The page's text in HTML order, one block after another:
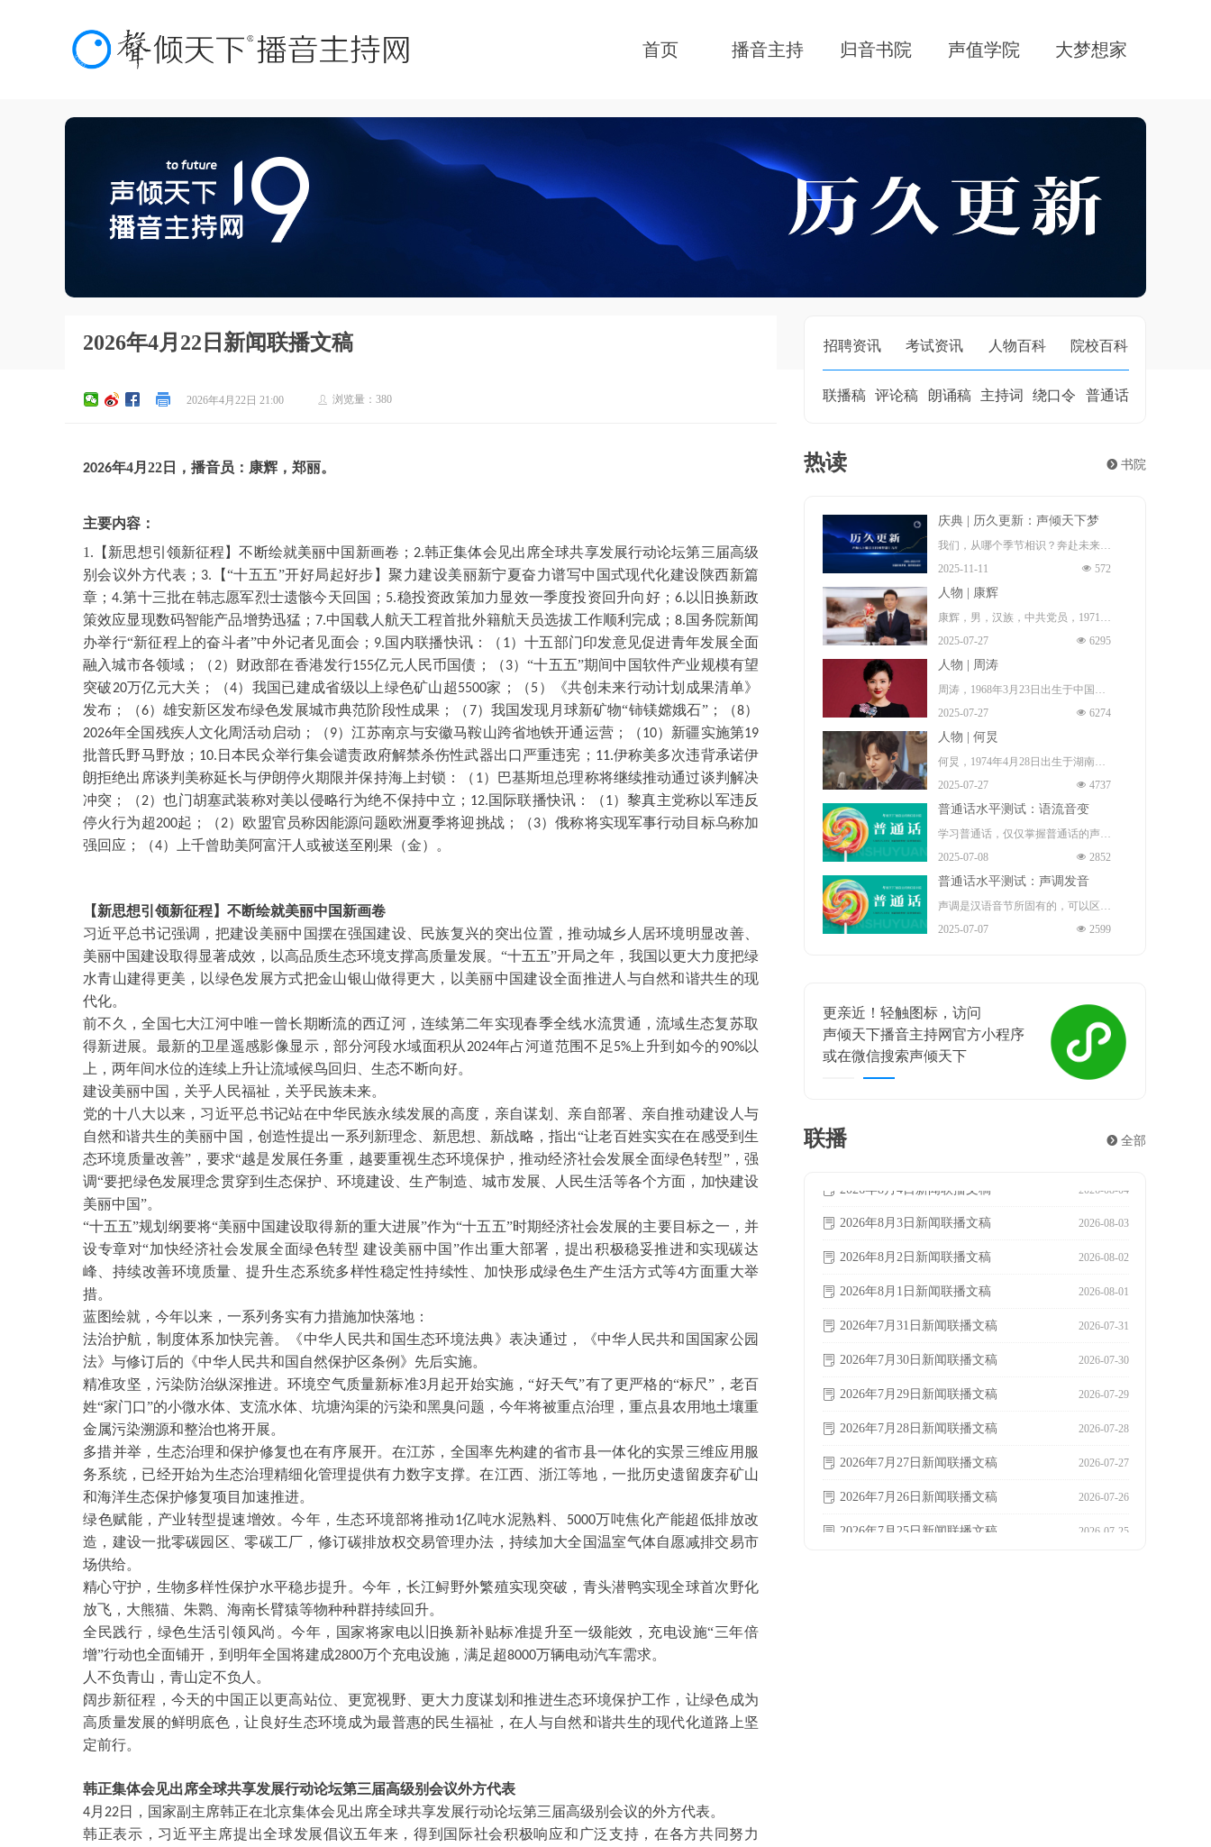
首页 播音主持 归音书院 声值学院 大梦想家
招聘资讯 考试资讯 人物百科 院校百科
联播稿 评论稿 朗诵稿 主持词 绕口令 普通话
2026年4月22日新闻联播文稿
2026年4月22日 21:00 ꄑ 浏览量： 380
2026年4月 22 日，播音员： 康辉 ， 郑丽。
主要内容：
1.【新思想引领新征程】不断绘就美丽中国新画卷； 2.韩正集体会见出席全球共享发展行动论坛第三届高级
别会议外方代表； 3.
【“十五五”开好局起好步】聚力建设美丽新宁夏奋力谱写中国式现代化建设陕西新篇
章；4.第十三批在韩志愿军烈士遗骸今天回国； 5.稳投资政策加力显效一季度投资回升向好； 6. 以旧换新政
策效应显现数码智能产品增势迅猛；7.中国载人航天工程首批外籍航天员选拔工作顺利完成；8.国务院新闻
办举行“新征程上的奋斗者”中外记者见面会； 9.国内联播快讯：（ 1）十五部门印发意见促进青年发展全面
融入城市各领域；（2）财政部在香港发行155亿元人民币国债；（3）“十五五”期间中国软件产业规模有望
突破20万亿元大关；（4）我国已建成省级以上绿色矿山超5500家；（5）《共创未来行动计划成果清单》
发布；（6）雄安新区发布绿色发展城市典范阶段性成果；（ 7）我国发现月球新矿物“铈镁嫦娥石”；（8）
2026年全国残疾人文化周活动启动；（9）江苏南京与安徽马鞍山跨省地铁开通运营；（10）新疆实施第19
批普氏野马野放； 10. 日本民众举行集会谴责政府解禁杀伤性武器出口严重违宪； 11.伊称美多次违背承诺伊
朗拒绝出席谈判美称延长与伊朗停火期限并保持海上封锁：（ 1）巴基斯坦总理称将继续推动通过谈判解决
冲突；（2）也门胡塞武装称对美以侵略行为绝不保持中立； 12.国际联播快讯：（1）黎真主党称以军违反
停火行为超200起；（2）欧盟官员称因能源问题欧洲夏季将迎挑战；（3）俄称将实现军事行动目标乌称加
强回应；（4）上千曾助美阿富汗人或被送至刚果（金）。
【新思想引领新征程】不断绘就美丽中国新画卷
习近平总书记强调，把建设美丽中国摆在强国建设、民族复兴的突出位置，推动城乡人居环境明显改善、
美丽中国建设取得显著成效，以高品质生态环境支撑高质量发展。 “十五五”开局之年，我国以更大力度把绿
水青山建得更美，以绿色发展方式把金山银山做得更大，以美丽中国建设全面推进人与自然和谐共生的现
代化。
前不久，全国七大江河中唯一曾长期断流的西辽河，连续第二年实现春季全线水流贯通，流域生态复苏取
得新进展。最新的卫星遥感影像显示，部分河段水域面积从2024年占河道范围不足5% 上升到如今的90%以
上，两年间水位的连续上升让流域候鸟回归、生态不断向好。
建设美丽中国，关乎人民福祉，关乎民族未来。
党的十八大以来，习近平总书记站在中华民族永续发展的高度，亲自谋划、亲自部署、亲自推动建设人与
自然和谐共生的美丽中国，创造性提出一系列新理念、新思想、新战略，指出“让老百姓实实在在感受到生
态环境质量改善”，要求“越是发展任务重，越要重视生态环境保护，推动经济社会发展全面绿色转型”，强
调“要把绿色发展理念贯穿到生态保护、环境建设、生产制造、城市发展、人民生活等各个方面，加快建设
美丽中国”。
“十五五”规划纲要将“美丽中国建设取得新的重大进展”作为“十五五”时期经济社会发展的主要目标之一，并
设专章对“加快经济社会发展全面绿色转型 建设美丽中国”作出重大部署，提出积极稳妥推进和实现碳达
峰、持续改善环境质量、提升生态系统多样性稳定性持续性、加快形成绿色生产生活方式等4方面重大举
措。
蓝图绘就，今年以来，一系列务实有力措施加快落地：
法治护航，制度体系加快完善。《中华人民共和国生态环境法典》表决通过，《中华人民共和国国家公园
法》与修订后的《中华人民共和国自然保护区条例》先后实施。
精准攻坚，污染防治纵深推进。环境空气质量新标准3月起开始实施，“好天气”有了更严格的“标尺”，老百
姓“家门口”的小微水体、支流水体、坑塘沟渠的污染和黑臭问题，今年将被重点治理，重点县农用地土壤重
金属污染溯源和整治也将开展。
多措并举，生态治理和保护修复也在有序展开。在江苏，全国率先构建的省市县一体化的实景三维应用服
务系统，已经开始为生态治理精细化管理提供有力数字支撑。在江西、浙江等地，一批历史遗留废弃矿山
和海洋生态保护修复项目加速推进。
绿色赋能，产业转型提速增效。今年，生态环境部将推动1亿吨水泥熟料、 5000万吨焦化产能超低排放改
造，建设一批零碳园区、零碳工厂，修订碳排放权交易管理办法，持续加大全国温室气体自愿减排交易市
场供给。
精心守护，生物多样性保护水平稳步提升。今年，长江鲟野外繁殖实现突破，青头潜鸭实现全球首次野化
放飞，大熊猫、朱鹮、海南长臂猿等物种种群持续回升。
全民践行，绿色生活引领风尚。今年，国家将家电以旧换新补贴标准提升至一级能效，充电设施“三年倍
增”行动也全面铺开，到明年全国将建成2800万个充电设施，满足超8000万辆电动汽车需求。
人不负青山，青山定不负人。
阔步新征程，今天的中国正以更高站位、更宽视野、更大力度谋划和推进生态环境保护工作，让绿色成为
高质量发展的鲜明底色，让良好生态环境成为最普惠的民生福祉，在人与自然和谐共生的现代化道路上坚
定前行。
韩正集体会见出席全球共享发展行动论坛第三届高级别会议外方代表
4月 22日，国家副主席韩正在北京集体会见出席全球共享发展行动论坛第三届高级别会议的外方代表。
韩正表示，习近平主席提出全球发展倡议五年来，得到国际社会积极响应和广泛支持，在各方共同努力
热读 뀹 书院
庆典 | 历久更新：声倾天下梦
我们，从哪个季节相识？奔赴未来！
这一程夏冬往复，风月浸染群山与长
河。遍经天光夜色，梦想永远年轻。
而热爱，更新。
声倾天下播音主持网梦想十九年：历
久更新！
넶 572
2025-11-11
人物 | 康辉
康辉，男，汉族，中共党员，1971年
1月17日出生 （一说，1972年出
生 ），祖籍中国河北省石家庄市无
极县 ，本科毕业于中国传媒大学播
播电视学专业。中国内地节目主持
人、新闻播音员、央视新闻中心新闻
播音部主任 ，中共十九大、二十大
代表 。
넶 6295
2025-07-27
人物 | 周涛
周涛，1968年3月23日出生于中国安
徽省淮南市田家庵区 ，毕业于北京
广播学院（现中国传媒大学），硕士
研究生 ，中国著名女主持人、导
殊津贴”享受者、中宣部“四个一
批”人才、“五一”劳动奖章 、中国青
年“五四”奖章的获得者。现任保利文
化集团股份有限公司艺术总监、保利
넶 6274
2025-07-27
人物 | 何炅
何炅，1974年4月28日出生于湖南省
长沙市雨花区，中国内地男主持人、
演员、歌手、导演、作家。
넶 4737
2025-07-27
普通话水平测试：语流音变
学习普通话，仅仅掌握普通话的声
母、韵母和声调是不够的。因为我们
在读书或说话时，不是鼓励地严格按
照每一个音节的声、韵、调来发音
的音素与因素、音节与音节、声调与
声调之间就不可避免地会发生相互影
响，从而使有些音节的读音产生一定
넶 2852
2025-07-08
普通话水平测试：声调发音
声调是汉语音节所固有的，可以区别
意义的声音的高低升降。声调是音节
练习和联系等，这些词语意义的不同
主要靠声调来区别。声调贯穿整个音
节的始终，主要作用在韵腹上。在汉
强都有关系。但是，它的性质主要决
넶 2599
2025-07-07
更亲近！轻触图标，访问
声倾天下播音主持网官方小程序
或在微信搜索声倾天下
联播 뀹 全部
2026-08-03
ꂓ 2026年8月3日新闻联播文稿
2026-08-02
ꂓ 2026年8月2日新闻联播文稿
2026-08-01
ꂓ 2026年8月1日新闻联播文稿
2026-07-31
ꂓ 2026年7月31日新闻联播文稿
2026-07-30
ꂓ 2026年7月30日新闻联播文稿
2026-07-29
ꂓ 2026年7月29日新闻联播文稿
2026-07-28
ꂓ 2026年7月28日新闻联播文稿
2026-07-27
ꂓ 2026年7月27日新闻联播文稿
2026-07-26
ꂓ 2026年7月26日新闻联播文稿
2026-07-25
ꂓ 2026年7月25日新闻联播文稿